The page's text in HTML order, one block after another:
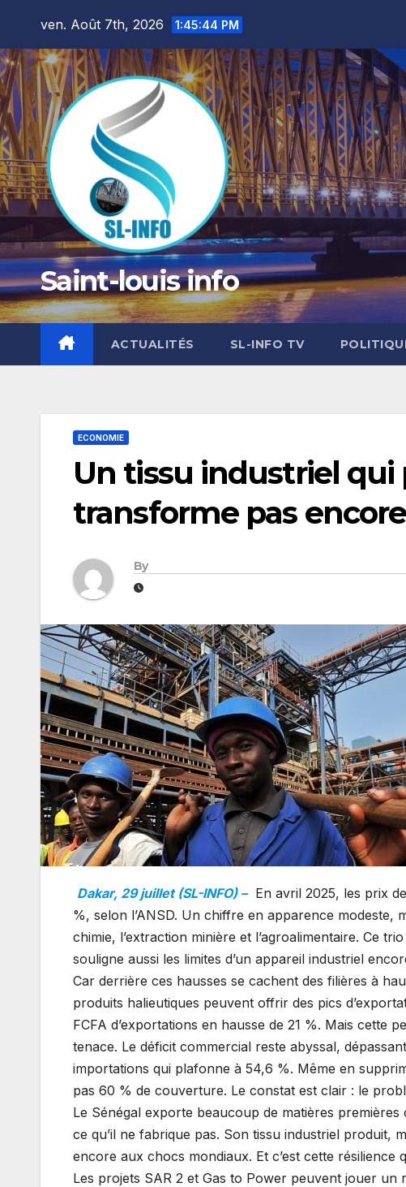
content
ven. Août 7th, 2026 1:45:45 PM
Saint-louis info
ACTUALITÉS SL-INFO TV
ECONOMIE
Un tissu industriel qui
transforme pas
By
Dakar, 29 juillet (SL-INFO) – En avril 2025, les prix
%, selon l’ANSD. Un chiffre en apparence modeste,
chimie, l’extraction minière et l’agroalimentaire. Ce
souligne aussi les limites d’un appareil industriel
Car derrière ces hausses se cachent des filières à
produits halieutiques peuvent offrir des pics
FCFA d’exportations en hausse de 21 %. Mais
tenace. Le déficit commercial reste abyssal,
importations qui plafonne à 54,6 %. Même en
pas 60 % de couverture. Le constat est clair : le
Le Sénégal exporte beaucoup de matières
ce qu’il ne fabrique pas. Son tissu industriel produit,
encore aux chocs mondiaux. Et c’est cette résilience
Les projets SAR 2 et Gas to Power peuvent jouer un